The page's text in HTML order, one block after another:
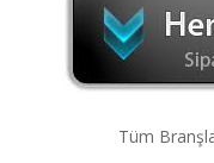
Tüm